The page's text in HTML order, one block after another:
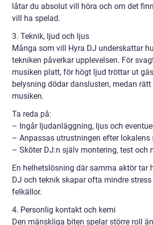
låtar du absolut vill höra och om det
vill ha spelad.
3. Teknik, ljud och ljus
Många som vill Hyra DJ underskattar
tekniken påverkar upplevelsen. För
musiken platt, för högt ljud tröttar ut
belysning dödar danslusten, medan
musiken.
Ta reda på:
– Ingår ljudanläggning, ljus och
– Anpassas utrustningen efter lokalens
– Sköter DJ:n själv montering, test och
En helhetslösning där samma aktör tar
DJ och teknik skapar ofta mindre
felkällor.
4. Personlig kontakt och kemi
Den mänskliga biten spelar större roll